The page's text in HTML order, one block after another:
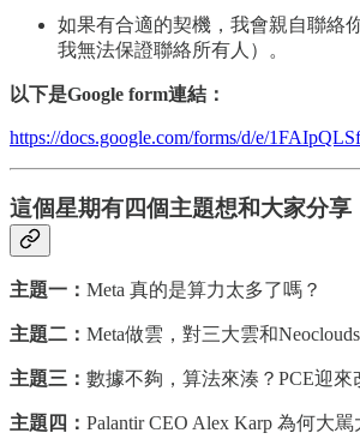
如果有合適的契機，我會親自聯絡
我無法保證聯絡所有人）。
以下是Google form連結：
https://docs.google.com/forms/d/e/
這個星期有四個主題想和大家分享
主題一： Meta 真的是算力太多了嗎？
主題二： Meta做雲，對三大雲和Neoclouds
主題三： 數據不夠，算法來湊？ PCE迎來
主題四： Palantir CEO Alex Karp 為何大駡